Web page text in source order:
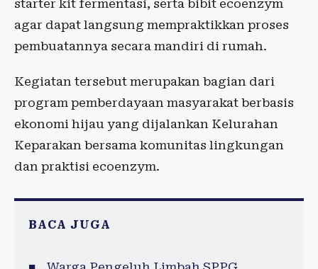
starter kit fermentasi, serta bibit ecoenzym
agar dapat langsung mempraktikkan proses
pembuatannya secara mandiri di rumah.
Kegiatan tersebut merupakan bagian dari
program pemberdayaan masyarakat berbasis
ekonomi hijau yang dijalankan Kelurahan
Keparakan bersama komunitas lingkungan
dan praktisi ecoenzym.
BACA JUGA